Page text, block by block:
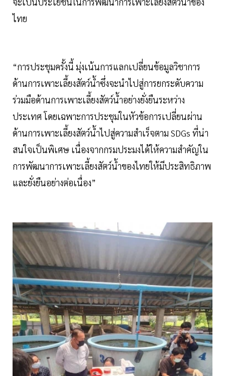
ไทย
“การประชุมครั้งนี้ มุ่งเน้นการแลกเปลี่ยนข้อมูลวิชาการ
ด้านการเพาะเลี้ยงสัตว์น้ำซึ่งจะนำไปสู่การยกระดับความ
ร่วมมือด้านการเพาะเลี้ยงสัตว์น้ำอย่างยั่งยืนระหว่าง
ประเทศ โดยเฉพาะการประชุมในหัวข้อการเปลี่ยนผ่าน
ด้านการเพาะเลี้ยงสัตว์น้ำไปสู่ความสำเร็จตาม SDGs ที่น่า
สนใจเป็นพิเศษ เนื่องจากกรมประมงได้ให้ความสำคัญใน
การพัฒนาการเพาะเลี้ยงสัตว์น้ำของไทยให้มีประสิทธิภาพ
และยั่งยืนอย่างต่อเนื่อง”